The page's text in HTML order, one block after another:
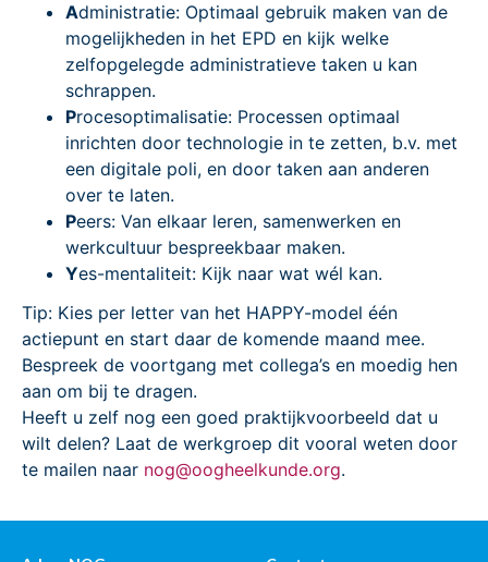
Administratie: Optimaal gebruik maken van de
mogelijkheden in het EPD en kijk welke
zelfopgelegde administratieve taken u kan
schrappen.
Procesoptimalisatie: Processen optimaal
inrichten door technologie in te zetten, b.v. met
een digitale poli, en door taken aan anderen
over te laten.
Peers: Van elkaar leren, samenwerken en
werkcultuur bespreekbaar maken.
Yes-mentaliteit: Kijk naar wat wél kan.
Tip: Kies per letter van het HAPPY-model één
actiepunt en start daar de komende maand mee.
Bespreek de voortgang met collega’s en moedig hen
aan om bij te dragen.
Heeft u zelf nog een goed praktijkvoorbeeld dat u
wilt delen? Laat de werkgroep dit vooral weten door
te mailen naar nog@oogheelkunde.org.